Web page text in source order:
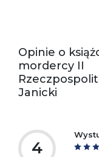
Opinie o
mordercy II
Janicki
4